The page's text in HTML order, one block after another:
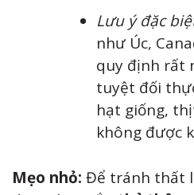
Lưu ý đặc
như Úc,
quy định rất
tuyệt đối
hạt giống,
không được
Mẹo nhỏ: Để tránh thất